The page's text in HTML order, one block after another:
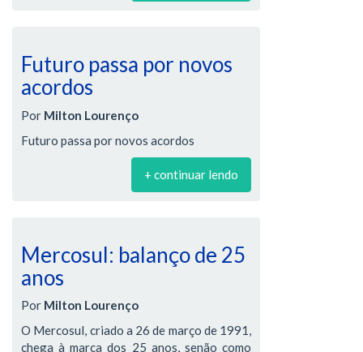
Futuro passa por novos
acordos
Por Milton Lourenço
Futuro passa por novos acordos
+ continuar lendo
Mercosul: balanço de 25
anos
Por Milton Lourenço
O Mercosul, criado a 26 de março de 1991,
chega à marca dos 25 anos, senão como